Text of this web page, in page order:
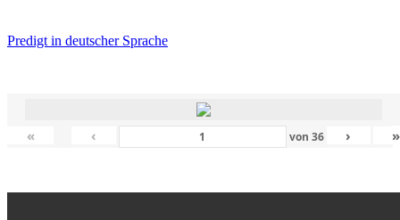
Predigt in deutscher Sprache
« ‹ von 36 › »